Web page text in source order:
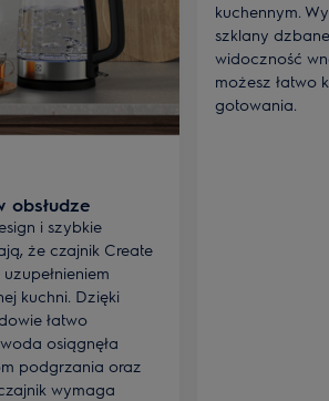
obsłudze
i szybkie
że czajnik Create
kuchni. Dzięki
łatwo
osiągnęła
podgrzania oraz
wymaga
kuchennym.
szklany
widoczność
możesz łatwo
gotowania.